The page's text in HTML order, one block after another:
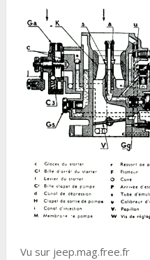
Vu sur jeep.mag.free.fr